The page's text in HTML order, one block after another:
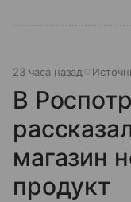
23 часа назад
В
магазин
продукт